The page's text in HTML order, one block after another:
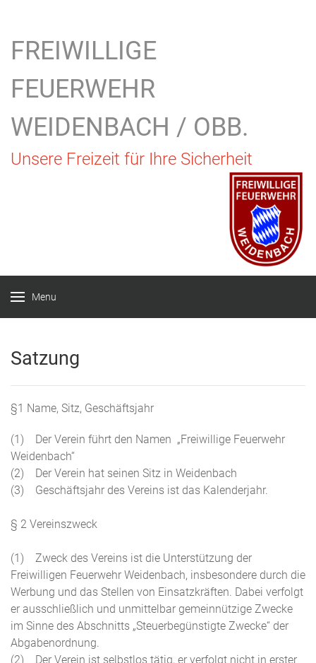
FREIWILLIGE
FEUERWEHR
WEIDENBACH / OBB.
Unsere Freizeit für Ihre Sicherheit
Menu
Satzung
§1 Name, Sitz, Geschäftsjahr
(1) Der Verein führt den Namen „Freiwillige Feuerwehr
Weidenbach“
(2) Der Verein hat seinen Sitz in Weidenbach
(3) Geschäftsjahr des Vereins ist das Kalenderjahr.
§ 2 Vereinszweck
(1) Zweck des Vereins ist die Unterstützung der
Freiwilligen Feuerwehr Weidenbach, insbesondere durch die
Werbung und das Stellen von Einsatzkräften. Dabei verfolgt
er ausschließlich und unmittelbar gemeinnützige Zwecke
im Sinne des Abschnitts „Steuerbegünstigte Zwecke“ der
Abgabenordnung.
(2) Der Verein ist selbstlos tätig, er verfolgt nicht in erster